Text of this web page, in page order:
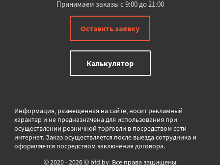
Принимаем заказы с 9:00 до 21:00
Оставить заявку
Калькулятор
Информация, размещенная на сайте, носит рекламный
характер и не предназначена для использования при
осуществлении розничной торговли в посредством сети
интернет. Заказ осуществляется после выезда сотрудника и
оформляется посредством заключения договора.
© 2020 - 2026 © bfd.by. Все права защищены